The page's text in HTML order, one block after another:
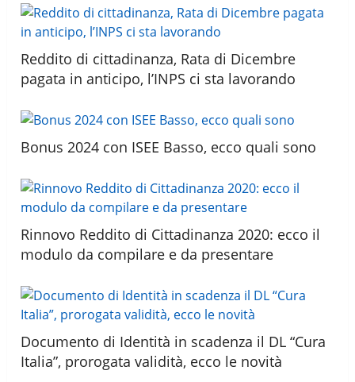
Reddito di cittadinanza, Rata di Dicembre
pagata in anticipo, l’INPS ci sta lavorando
Bonus 2024 con ISEE Basso, ecco quali sono
Rinnovo Reddito di Cittadinanza 2020: ecco il
modulo da compilare e da presentare
Documento di Identità in scadenza il DL “Cura
Italia”, prorogata validità, ecco le novità